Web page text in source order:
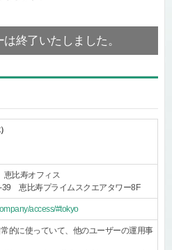
終了いたしました。
比寿オフィス
39 恵比寿プライムスクエアタワー8F
access/#tokyo
常的に使っていて、他のユーザーの運用事